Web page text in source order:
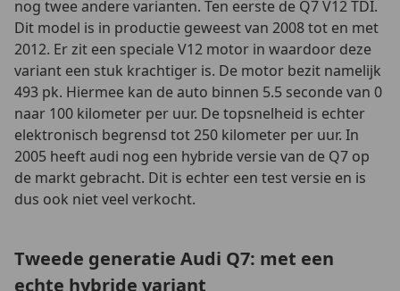
nog twee andere varianten. Ten eerste de Q7 V12 TDI.
Dit model is in productie geweest van 2008 tot en met
2012. Er zit een speciale V12 motor in waardoor deze
variant een stuk krachtiger is. De motor bezit namelijk
493 pk. Hiermee kan de auto binnen 5.5 seconde van 0
naar 100 kilometer per uur. De topsnelheid is echter
elektronisch begrensd tot 250 kilometer per uur. In
2005 heeft audi nog een hybride versie van de Q7 op
de markt gebracht. Dit is echter een test versie en is
dus ook niet veel verkocht.
Tweede generatie Audi Q7: met een
echte hybride variant